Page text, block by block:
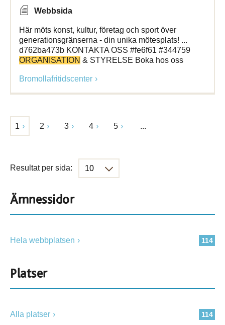
Webbsida
Här möts konst, kultur, företag och sport över
generationsgränserna - din unika mötesplats! ...
d762ba473b KONTAKTA OSS #fe6f61 #344759
ORGANISATION & STYRELSE Boka hos oss
Bromollafritidscenter
1 2 3 4 5 ...
Resultat per sida:
Ämnessidor
114
Hela webbplatsen
Platser
114
Alla platser